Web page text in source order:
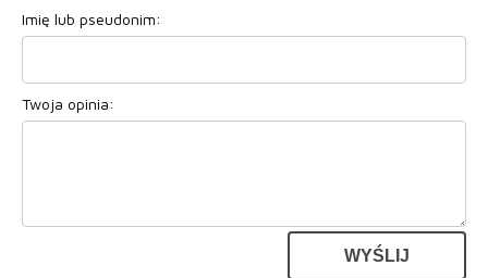
Imię lub pseudonim:
Twoja opinia:
WYŚLIJ